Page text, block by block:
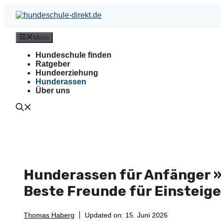
Inhalt
springen
Menü
Hundeschule finden
Ratgeber
Hundeerziehung
Hunderassen
Über uns
Hunderassen für Anfänger
Beste Freunde für
Thomas Haberg Updated on: 15. Juni 2026